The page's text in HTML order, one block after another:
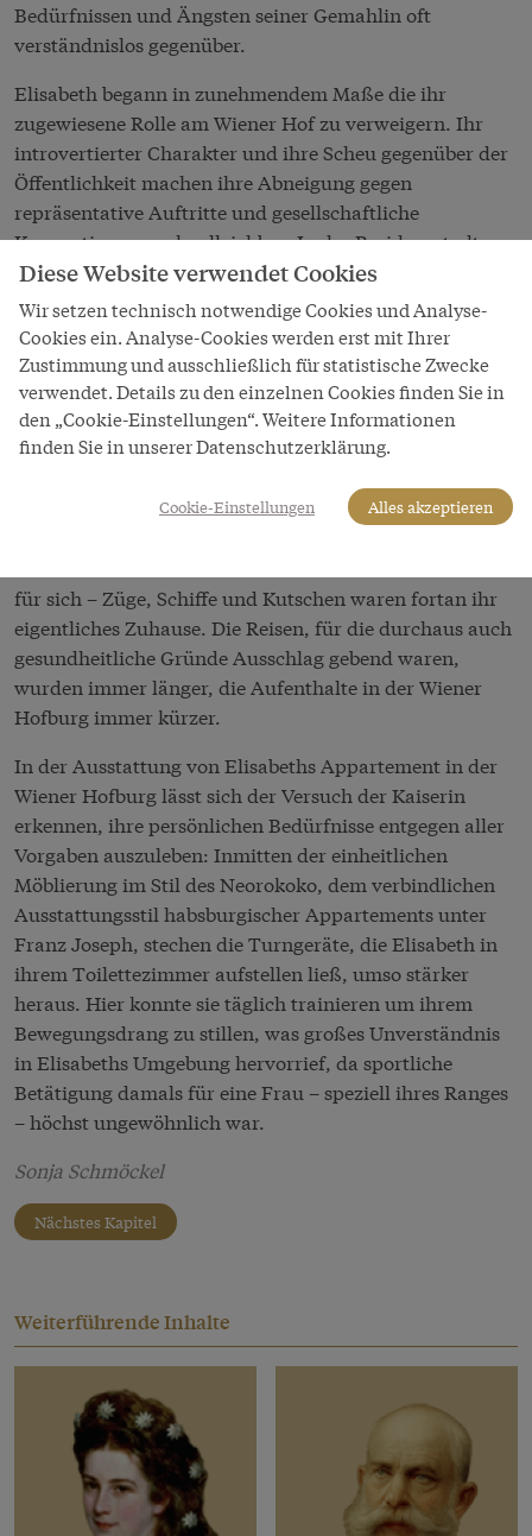
Bedürfnissen und Ängsten seiner Gemahlin oft
verständnislos gegenüber.
Elisabeth begann in zunehmendem Maße die ihr
zugewiesene Rolle am WienerHofzu verweigern. Ihr
introvertierter Charakter und ihre Scheu gegenüber der
Öffentlichkeit machen ihre Abneigung gegen
repräsentative Auftritte und gesellschaftliche
Konventionen nachvollziehbar. In der Residenzstadt
stand Elisabeth schließlich ständig im Mittelpunkt.
Strenge Tagesabläufe, die Hierarchien bei
Hof
fortwährende Intrigen und öffentliche Verpflichtungen
empfand Elisabeth als unangenehme Einschränkungen
ihrer Lebensweise. Nach der Geburt des dritten Kindes
stellte ihr Leibarzt eine Lungenkrankheit fest und
empfahl schließlich einen Kuraufenthalt. Sie wählte
weitesten von Wien entfernte, sodass kein Besuch der
für sich – Züge, Schiffe und Kutschen waren fortan ihr
eigentliches Zuhause. Die Reisen, für die durchaus auch
gesundheitliche Gründe Ausschlag gebend waren,
wurden immer länger, die Aufenthalte in der Wiener
Hofburg immer kürzer.
In der Ausstattung von Elisabeths Appartement in der
Wiener Hofburg lässt sich der Versuch der Kaiserin
erkennen, ihre persönlichen Bedürfnisse entgegen aller
Vorgaben auszuleben: Inmitten der einheitlichen
Möblierung im Stil des Neorokoko, dem verbindlichen
Ausstattungsstil habsburgischer Appartements unter
Franz Joseph, stechen die Turngeräte, die Elisabeth in
ihrem Toilettezimmer aufstellen ließ, umso stärker
heraus. Hier konnte sie täglich trainieren um ihrem
Bewegungsdrang zu stillen, was großes Unverständnis
in Elisabeths Umgebung hervorrief, da sportliche
Betätigung damals für eine Frau – speziell ihres Ranges
– höchst ungewöhnlich war.
Sonja Schmöckel
Nächstes Kapitel
Weiterführende Inhalte
Diese Website verwendet Cookies
Wir setzen technisch notwendige Cookies und Analyse-
Cookies ein. Analyse-Cookies werden erst mit Ihrer
Zustimmung und ausschließlich für statistische Zwecke
verwendet. Details zu den einzelnen Cookies finden Sie in
den „Cookie-Einstellungen“. Weitere Informationen
finden Sie in unserer Datenschutzerklärung.
Cookie-Einstellungen Alles akzeptieren